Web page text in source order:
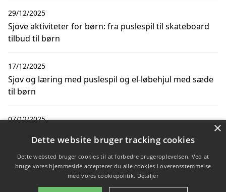
Sjove aktiviteter for børn: fra puslespil til skateboard
tilbud til børn
29/12/2025
Sjov og læring med puslespil og el-løbehjul med sæde
til børn
17/12/2025
fødselsdag
07/12/2025
×
Dette website bruger tracking cookies
Dette websted bruger cookies til at forbedre brugeroplevelsen. Ved at
bruge vores hjemmeside accepterer du alle cookies i overensstemmelse
med vores cookiepolitik. Detaljer